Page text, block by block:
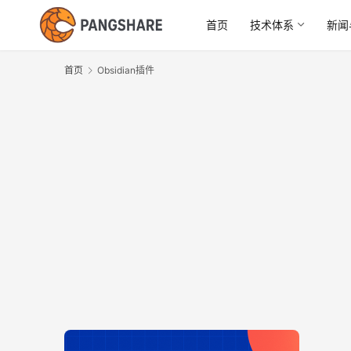
首页 技术体系 新闻
首页 Obsidian插件